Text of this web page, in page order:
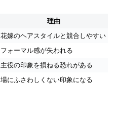
理由
花嫁のヘアスタイルと競合しやすい
フォーマル感が失われる
主役の印象を損ねる恐れがある
場にふさわしくない印象になる